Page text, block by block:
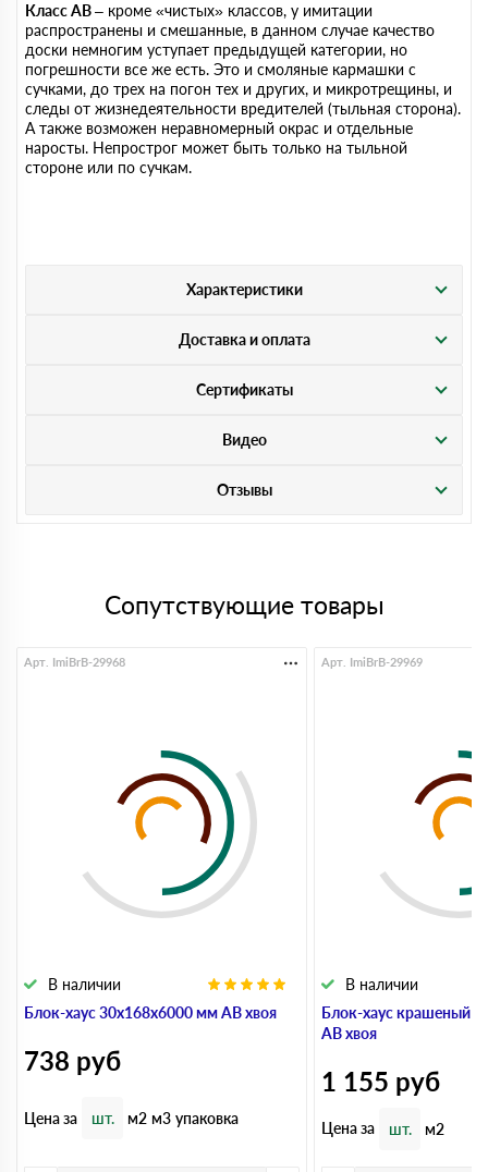
Класс АВ– кроме «чистых» классов, у имитации
распространены и смешанные, в данном случае качество
доски немногим уступает предыдущей категории, но
погрешности все же есть. Это и смоляные кармашки с
сучками, до трех на погон тех и других, и микротрещины, и
следы от жизнедеятельности вредителей (тыльная сторона).
А также возможен неравномерный окрас и отдельные
наросты. Непрострог может быть только на тыльной
стороне или по сучкам.
Характеристики
Доставка и оплата
Сертификаты
Видео
Отзывы
Сопутствующие товары
Блок-хаус 30x168x6000 мм АВ хвоя
В наличии
Арт. ImiBrB-29968
738 руб
Цена за шт. м2 м3 упаковка
Блок-хаус крашеный
АВ хвоя
В наличии
Арт. ImiBrB-29969
1 155 руб
Цена за шт. м2